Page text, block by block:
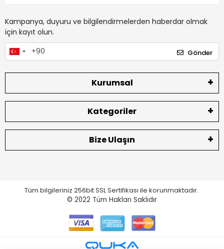
Kampanya, duyuru ve bilgilendirmelerden haberdar olmak
için kayıt olun.
Gönder
Kurumsal
Kategoriler
Bize Ulaşın
Tüm bilgileriniz 256bit SSL Sertifikası ile korunmaktadır.
© 2022 Tüm Hakları Saklıdır